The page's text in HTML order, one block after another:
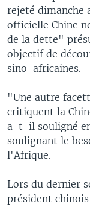
rejeté dimanche
officielle Chine
de la dette"
objectif de
sino-africaines.
"Une autre
critiquent la
a-t-il souligné
soulignant le
l'Afrique.
Lors du dernier
président